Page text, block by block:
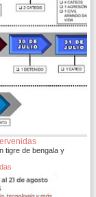
tigre de bengala y